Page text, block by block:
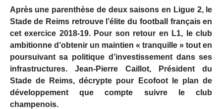
Après une parenthèse de deux saisons en Ligue 2, le
Stade de Reims retrouve l’élite du football français en
cet exercice 2018-19. Pour son retour en L1, le club
ambitionne d’obtenir un maintien « tranquille » tout en
poursuivant sa politique d’investissement dans ses
infrastructures. Jean-Pierre Caillot, Président du
Stade de Reims, décrypte pour Ecofoot le plan de
développement que compte suivre le club
champenois.